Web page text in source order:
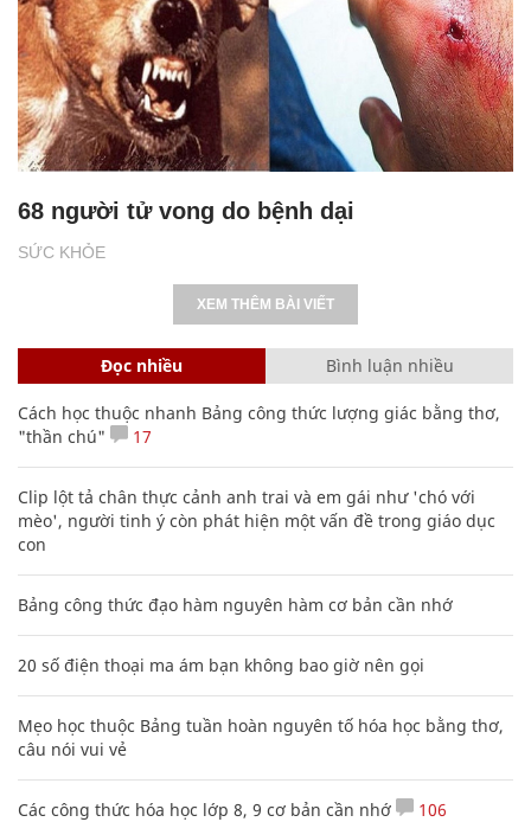
SỨC KHỎE
68 người tử vong do bệnh dại
XEM THÊM BÀI VIẾT
Đọc nhiều Bình luận nhiều
Cách học thuộc nhanh Bảng công thức lượng giác bằng thơ,
"thần chú"
17
Clip lột tả chân thực cảnh anh trai và em gái như 'chó với
mèo', người tinh ý còn phát hiện một vấn đề trong giáo dục
con
Bảng công thức đạo hàm nguyên hàm cơ bản cần nhớ
20 số điện thoại ma ám bạn không bao giờ nên gọi
Mẹo học thuộc Bảng tuần hoàn nguyên tố hóa học bằng thơ,
câu nói vui vẻ
Các công thức hóa học lớp 8, 9 cơ bản cần nhớ 106